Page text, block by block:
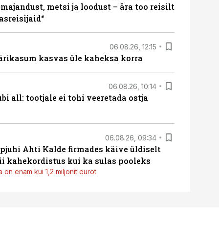
metsi ja loodust – ära too reisilt
06.08.26, 12:15
kasvas üle kaheksa korra
06.08.26, 10:14
all: tootjale ei tohi veeretada ostja
06.08.26, 09:34
Ahti Kalde firmades käive üldiselt
kahekordistus kui ka sulas pooleks
on enam kui 1,2 miljonit eurot